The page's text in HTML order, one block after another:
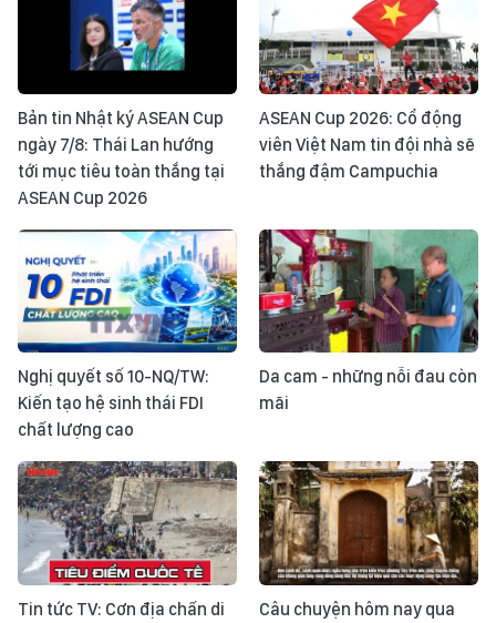
Bản tin Nhật ký ASEAN Cup
ngày 7/8: Thái Lan hướng
tới mục tiêu toàn thắng tại
ASEAN Cup 2026
ASEAN Cup 2026: Cổ động
viên Việt Nam tin đội nhà sẽ
thắng đậm Campuchia
Nghị quyết số 10-NQ/TW:
Kiến tạo hệ sinh thái FDI
chất lượng cao
Da cam - những nỗi đau còn
mãi
Tin tức TV: Cơn địa chấn di
Câu chuyện hôm nay qua